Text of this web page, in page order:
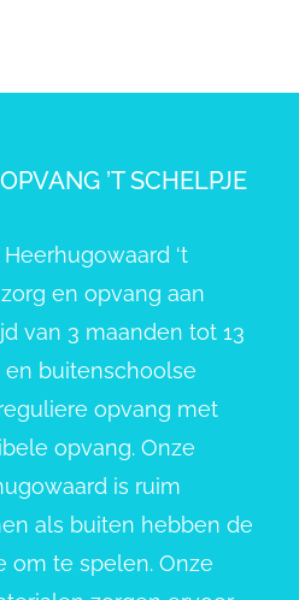
’T SCHELPJE
‘t
en opvang aan
van 3 maanden tot 13
buitenschoolse
opvang met
opvang. Onze
is ruim
als buiten hebben de
om te spelen. Onze